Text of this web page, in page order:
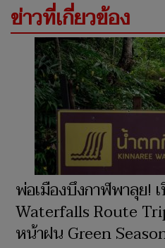
ข่าวที่เกี่ยวข้อง
พ่อเมืองบึงกาฬพาลุย!
Waterfalls Route
หน้าฝน Green